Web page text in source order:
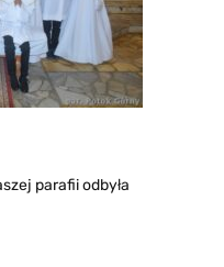
parafii odbyła